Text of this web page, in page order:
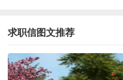
求职信图文推荐